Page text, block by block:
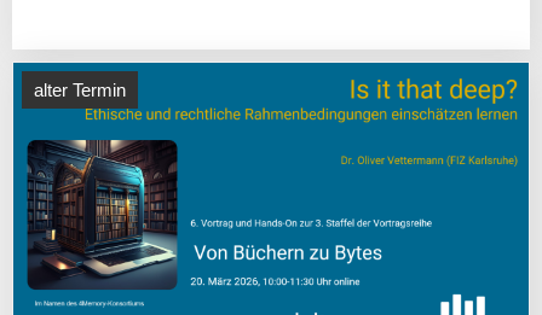
alter Termin